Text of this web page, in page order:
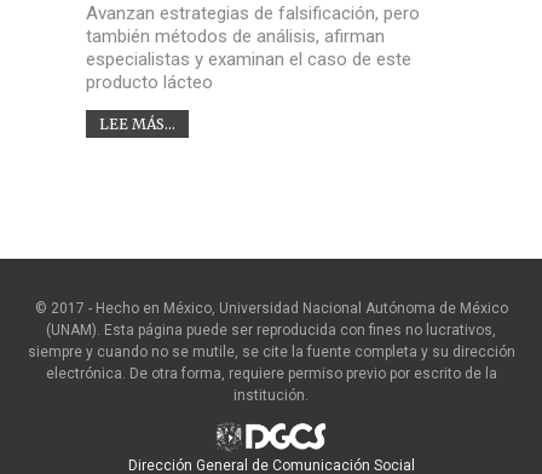
Avanzan estrategias de falsificación, pero
también métodos de análisis, afirman
especialistas y examinan el caso de este
producto lácteo
LEE MÁS...
© 2017 - Hecho en México, Universidad Nacional Autónoma de México
(UNAM). Esta página puede ser reproducida con fines no lucrativos,
siempre y cuando no se mutile, se cite la fuente completa y su dirección
electrónica. De otra forma, requiere permiso previo por escrito de la
institución.
Dirección General de Comunicación Social